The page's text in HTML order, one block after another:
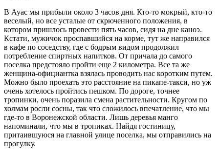
В Ауас мы прибыли около 3 часов дня. Кто-то мокрый, кто-то
веселый, но все усталые от скрюченного положения, в
котором пришлось провести пять часов, сидя на дне каноэ.
Кстати, мужичок проспавшийся на корме, тут же направился
в кафе по соседству, где с бодрым видом продолжил
потребление спиртных напитков. От причала до самого
поселка предстояло пройти еще 2 километра. Все та же
женщина-официантка взялась проводить нас коротким путем.
Можно было проехать это расстояние на пикапе-такси, но уж
очень хотелось пройтись пешком. По дороге, точнее
тропинки, очень поразила смена растительности. Кругом по
холмам росли сосны, так что сложилось впечатление, что мы
где-то в Воронежской области. Лишь деревья манго
напоминали, что мы в тропиках. Найдя гостиницу,
притаившуюся на главной улице поселка, мы отправились на
прогулку.